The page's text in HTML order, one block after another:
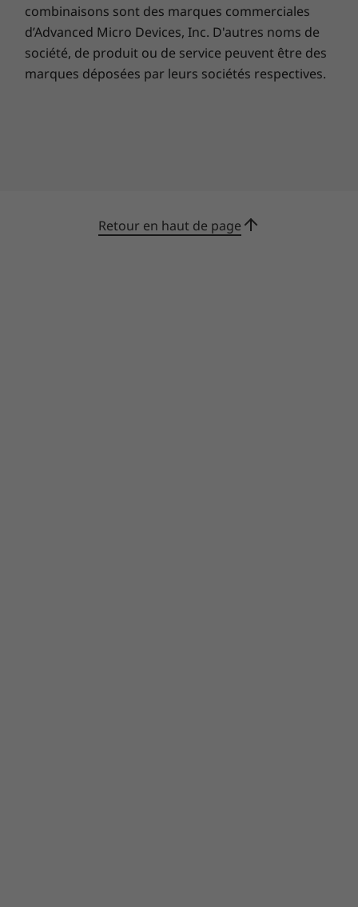
Les spécifications peuvent varier selon la zone géographique et le modèle.
combinaisons sont des marques commerciales
d’Advanced Micro Devices, Inc. D'autres noms de
société, de produit ou de service peuvent être des
marques déposées par leurs sociétés respectives.
Retour en haut de page